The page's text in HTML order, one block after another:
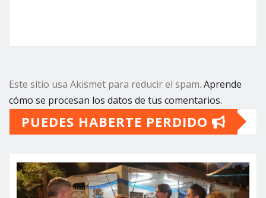
Este sitio usa Akismet para reducir el spam. Aprende
cómo se procesan los datos de tus comentarios.
PUEDES HABERTE PERDIDO